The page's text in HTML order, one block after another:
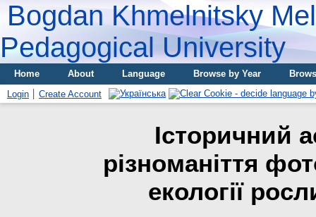
Bogdan Khmelnitsky
Pedagogical University
Home About Language Browse by Year
Login
Create Account
Історичний
різноманіття
екології